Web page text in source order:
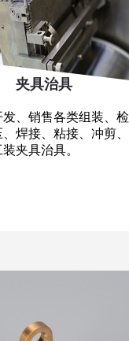
夹具治具
、销售各类组装、检
焊接、粘接、冲剪、
夹具治具。